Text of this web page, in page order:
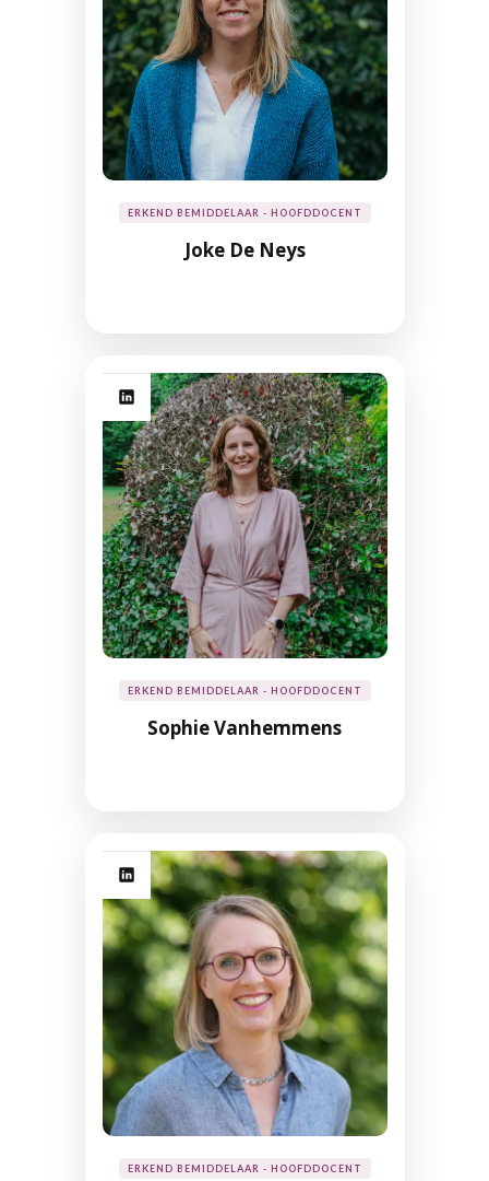
ERKEND BEMIDDELAAR - HOOFDDOCENT
Joke De Neys
ERKEND BEMIDDELAAR - HOOFDDOCENT
Sophie Vanhemmens
ERKEND BEMIDDELAAR - HOOFDDOCENT